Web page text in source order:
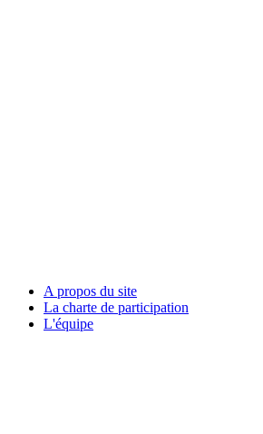
A propos du site
La charte de participation
L'équipe